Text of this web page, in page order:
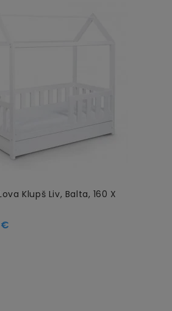
Klupš Liv, Balta, 160 X